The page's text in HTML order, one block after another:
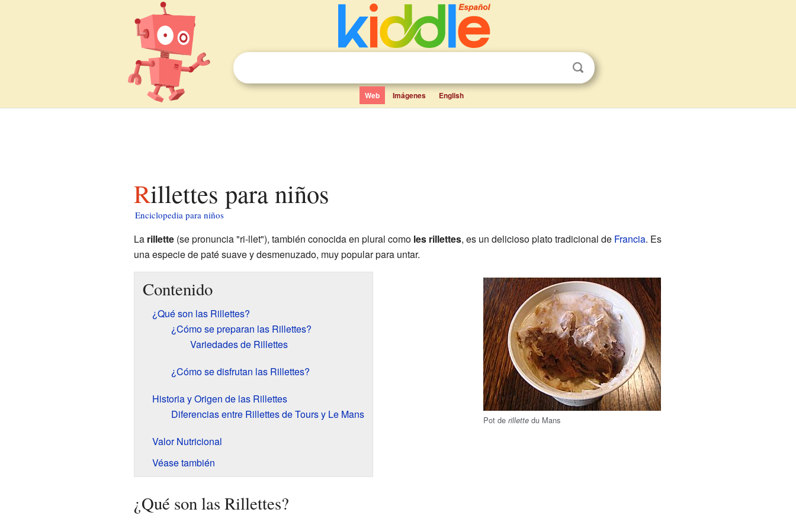
Web Imágenes English
Rillettes para niños
Enciclopedia para niños
La rillette(se pronuncia "ri-llet"), también conocida en plural como les rillettes, es un delicioso plato tradicional de Francia. Es
una especie de paté suave y desmenuzado, muy popular para untar.
Pot derillette du Mans
Contenido
¿Qué son las Rillettes?
¿Cómo se preparan las Rillettes?
Variedades de Rillettes
¿Cómo se disfrutan las Rillettes?
Historia y Origen de las Rillettes
Diferencias entre Rillettes de Tours y Le Mans
Valor Nutricional
Véase también
¿Qué son las Rillettes?